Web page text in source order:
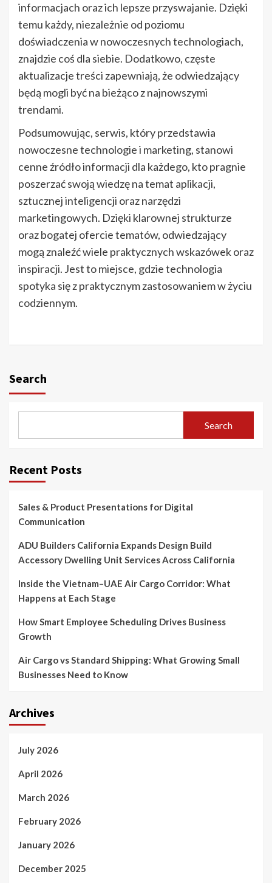
informacjach oraz ich lepsze przyswajanie. Dzięki
temu każdy, niezależnie od poziomu
doświadczenia w nowoczesnych technologiach,
znajdzie coś dla siebie. Dodatkowo, częste
aktualizacje treści zapewniają, że odwiedzający
będą mogli być na bieżąco z najnowszymi
trendami.
Podsumowując, serwis, który przedstawia
nowoczesne technologie i marketing, stanowi
cenne źródło informacji dla każdego, kto pragnie
poszerzać swoją wiedzę na temat aplikacji,
sztucznej inteligencji oraz narzędzi
marketingowych. Dzięki klarownej strukturze
oraz bogatej ofercie tematów, odwiedzający
mogą znaleźć wiele praktycznych wskazówek oraz
inspiracji. Jest to miejsce, gdzie technologia
spotyka się z praktycznym zastosowaniem w życiu
codziennym.
Search
Search
Recent Posts
Sales & Product Presentations for Digital
Communication
ADU Builders California Expands Design Build
Accessory Dwelling Unit Services Across California
Inside the Vietnam–UAE Air Cargo Corridor: What
Happens at Each Stage
How Smart Employee Scheduling Drives Business
Growth
Air Cargo vs Standard Shipping: What Growing Small
Businesses Need to Know
Archives
July 2026
April 2026
March 2026
February 2026
January 2026
December 2025